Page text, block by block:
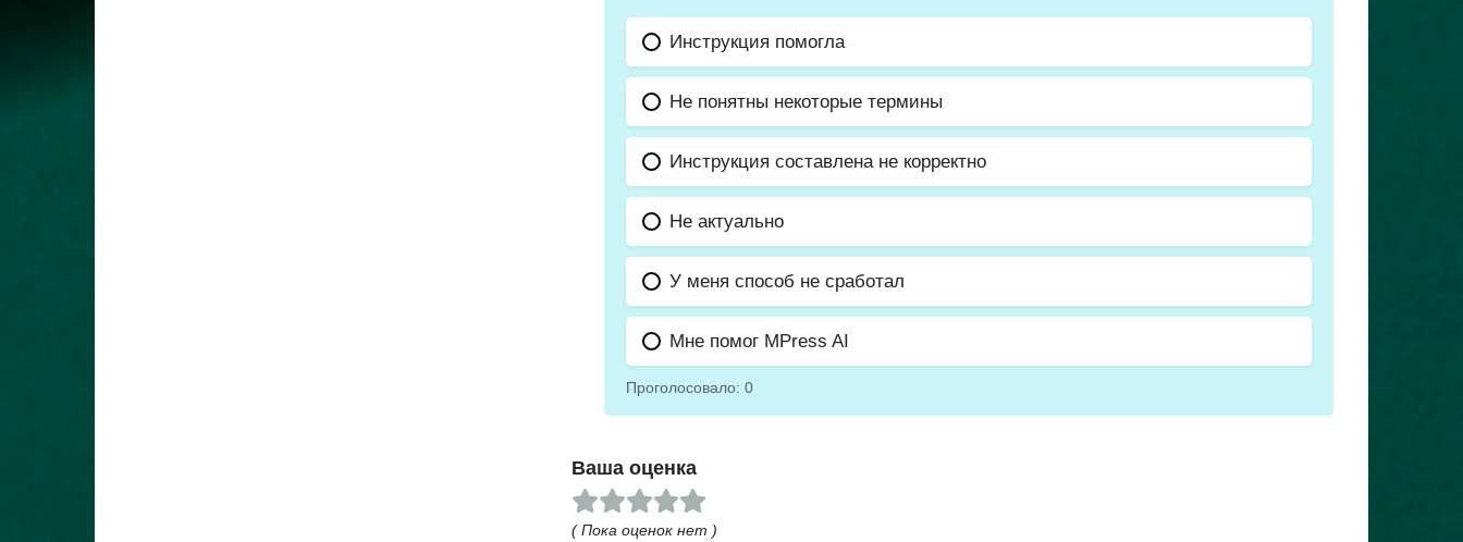
Инструкция помогла
Не понятны некоторые термины
Инструкция составлена не корректно
Не актуально
У меня способ не сработал
Мне помог MPress AI
Проголосовало: 0
Ваша оценка
( Пока оценок нет )